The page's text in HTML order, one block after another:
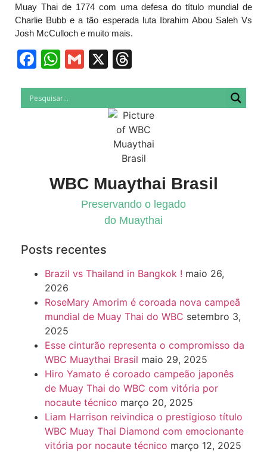
Muay Thai de 1774 com uma defesa do título mundial de
Charlie Bubb e a tão esperada luta Ibrahim Abou Saleh Vs
Josh McCulloch e muito mais.
Facebook
WhatsApp
Gmail
X
WBC Muaythai Brasil
Preservando o legado
do Muaythai
Posts recentes
Brazil vs Thailand in Bangkok ! maio 26,
2026
RoseMary Amorim é coroada nova campeã
mundial de Muay Thai do WBC setembro 3,
2025
Esse cinturão representa o compromisso da
WBC Muaythai Brasil maio 29, 2025
Hiro Yamato é coroado campeão japonês
de Muay Thai do WBC com vitória por
nocaute técnico março 20, 2025
Liam Harrison reivindica o prestigioso título
WBC Muay Thai Diamond com emocionante
vitória por nocaute técnico março 12, 2025